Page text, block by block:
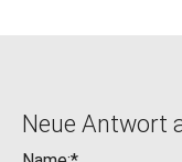
Neue Antwort